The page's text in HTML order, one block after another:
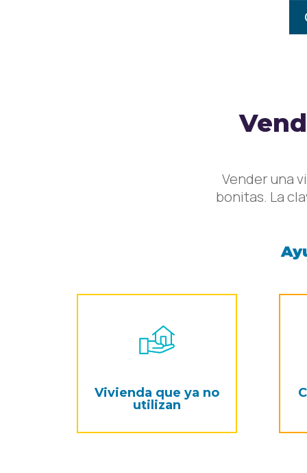
Vender una
bonitas. La
Vivienda que ya no
utilizan